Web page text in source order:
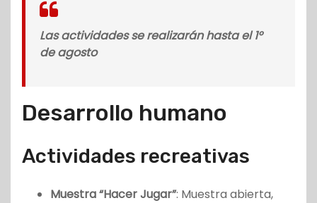
Las actividades se realizarán hasta el 1°
de agosto
Desarrollo humano
Actividades recreativas
Muestra “Hacer Jugar”: Muestra abierta,